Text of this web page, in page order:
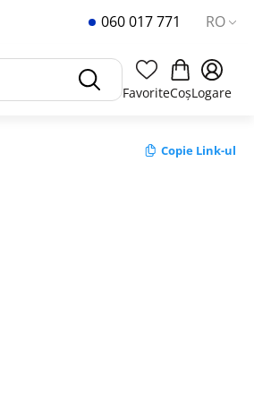
060 017 771 RO
FavoriteCoșLogare
Copie Link-ul